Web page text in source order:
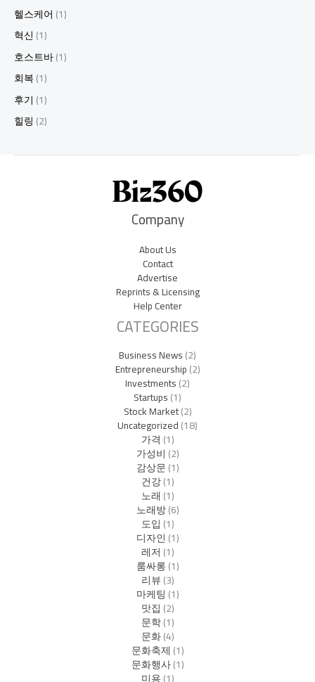
헬스케어 (1)
혁신(1)
호스트바(1)
회복(1)
후기 (1)
힐링 (2)
Company
About Us
Contact
Advertise
Reprints & Licensing
Help Center
CATEGORIES
Business News(2)
Entrepreneurship(2)
Investments(2)
Startups(1)
Stock Market(2)
Uncategorized(18)
가격 (1)
가성비 (2)
감상문(1)
건강(1)
노래 (1)
노래방(6)
도입 (1)
디자인(1)
레저 (1)
룸싸롱(1)
리뷰(3)
마케팅 (1)
맛집 (2)
문학(1)
문화(4)
문화축제 (1)
문화행사(1)